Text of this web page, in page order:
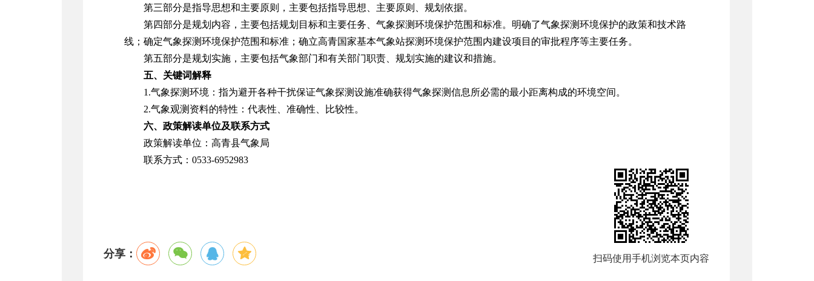
第三部分是指导思想和主要原则，主要包括指导思想、主要原则、规划依据。
第四部分是规划内容，主要包括规划目标和主要任务、气象探测环境保护范围和标准。明确了气象探测环境保护的政策和技术路
线；确定气象探测环境保护范围和标准；确立高青国家基本气象站探测环境保护范围内建设项目的审批程序等主要任务。
第五部分是规划实施，主要包括气象部门和有关部门职责、规划实施的建议和措施。
五、关键词解释
1.气象探测环境：指为避开各种干扰保证气象探测设施准确获得气象探测信息所必需的最小距离构成的环境空间。
2.气象观测资料的特性：代表性、准确性、比较性。
六、政策解读单位及联系方式
政策解读单位：高青县气象局
联系方式： 0533-6952983
分享： 扫码使用手机浏览本页内容